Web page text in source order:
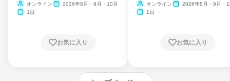
ム
オンライン
2026年8月・9月・10月
1日
お気に入り
オンライン
2026年8月・9月・
1日
お気に入り